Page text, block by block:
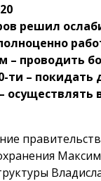
решил
– проводить
ти – покидать
осуществлять